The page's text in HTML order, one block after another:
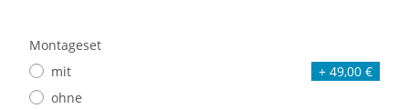
Montageset
mit
+ 49,00 €
ohne